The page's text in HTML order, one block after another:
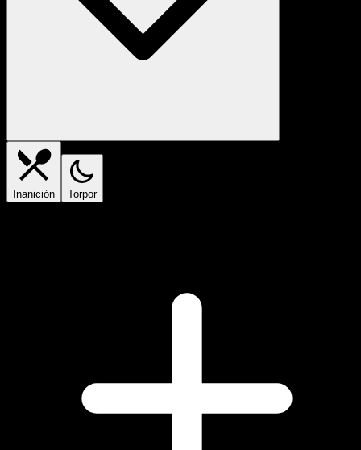
Inanición Torpor